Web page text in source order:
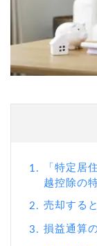
1.
「特定居
越控除の
2. 売却する
3. 損益通算